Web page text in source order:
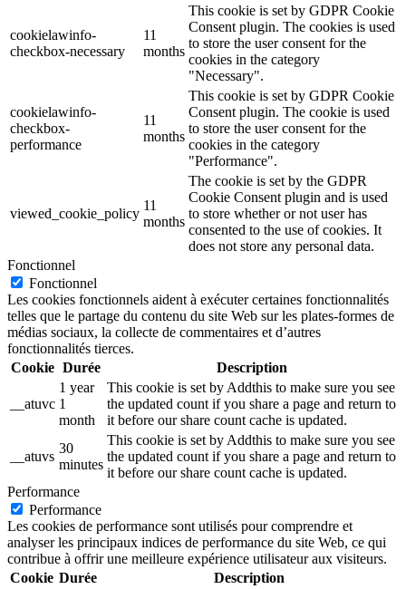
cookielawinfo-
checkbox-necessary
11
months
This cookie is set by GDPR Cookie
Consent plugin. The cookies is used
to store the user consent for the
cookies in the category
"Necessary".
cookielawinfo-
checkbox-
performance
11
months
This cookie is set by GDPR Cookie
Consent plugin. The cookie is used
to store the user consent for the
cookies in the category
"Performance".
viewed_cookie_policy
11
months
The cookie is set by the GDPR
Cookie Consent plugin and is used
to store whether or not user has
consented to the use of cookies. It
does not store any personal data.
Fonctionnel
Fonctionnel
Les cookies fonctionnels aident à exécuter certaines fonctionnalités
telles que le partage du contenu du site Web sur les plates-formes de
médias sociaux, la collecte de commentaires et d’autres
fonctionnalités tierces.
Cookie Durée Description
__atuvc
1 year
1
month
This cookie is set by Addthis to make sure you see
the updated count if you share a page and return to
it before our share count cache is updated.
__atuvs
30
minutes
This cookie is set by Addthis to make sure you see
the updated count if you share a page and return to
it before our share count cache is updated.
Performance
Performance
Les cookies de performance sont utilisés pour comprendre et
analyser les principaux indices de performance du site Web, ce qui
contribue à offrir une meilleure expérience utilisateur aux visiteurs.
Cookie Durée Description